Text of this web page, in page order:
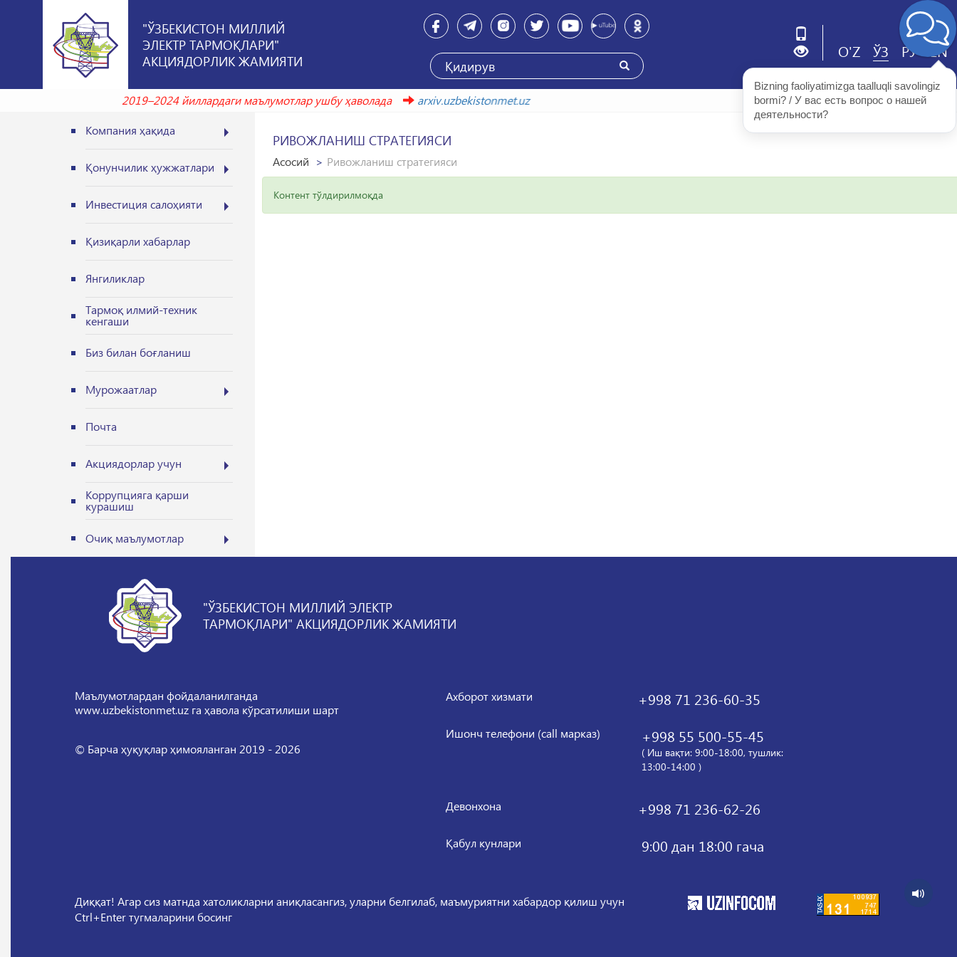
"ЎЗБЕКИСТОН МИЛЛИЙ
ЭЛЕКТР ТАРМОҚЛАРИ"
АКЦИЯДОРЛИК ЖАМИЯТИ
O'Z ЎЗ РУ EN
2019–2024 йиллардаги маълумотлар ушбу ҳаволада
arxiv.uzbekistonmet.uz
Компания ҳақида
Қонунчилик ҳужжатлари
Инвестиция салоҳияти
Қизиқарли хабарлар
Янгиликлар
Тармоқ илмий-техник
кенгаши
Биз билан боғланиш
Мурожаатлар
Почта
Акциядорлар учун
Коррупцияга қарши
курашиш
Очиқ маълумотлар
РИВОЖЛАНИШ СТРАТЕГИЯСИ
Асосий Ривожланиш стратегияси
Контент тўлдирилмоқда
"ЎЗБЕКИСТОН МИЛЛИЙ ЭЛЕКТР
ТАРМОҚЛАРИ" АКЦИЯДОРЛИК ЖАМИЯТИ
Маълумотлардан фойдаланилганда
www.uzbekistonmet.uz га ҳавола кўрсатилиши шарт
© Барча ҳуқуқлар ҳимояланган 2019 - 2026
Ахборот хизмати +998 71 236-60-35
Ишонч телефони (call марказ) +998 55 500-55-45
( Иш вақти: 9:00-18:00, тушлик:
13:00-14:00 )
Девонхона +998 71 236-62-26
Қабул кунлари 9:00 дан 18:00 гача
Диққат! Агар сиз матнда хатоликларни аниқласангиз, уларни белгилаб, маъмуриятни хабардор қилиш учун
Ctrl+Enter тугмаларини босинг
Bizning faoliyatimizga taalluqli savolingiz
bormi? / У вас есть вопрос о нашей
деятельности?